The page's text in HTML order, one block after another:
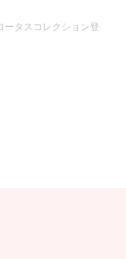
ータスコレクション登